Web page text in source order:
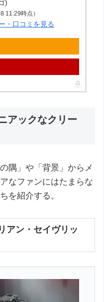
)
11:29時点）
・口コミを見る
アックなクリー
隅」や「背景」からメ
なファンにはたまらな
を紹介する。
アン・セイヴリッ